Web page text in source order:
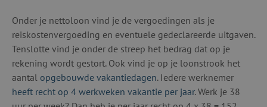
Onder je nettoloon vind je de vergoedingen als je
reiskostenvergoeding en eventuele gedeclareerde uitgaven.
Tenslotte vind je onder de streep het bedrag dat op je
rekening wordt gestort. Ook vind je op je loonstrook het
aantal opgebouwde vakantiedagen. Iedere werknemer
heeft recht op 4 werkweken vakantie per jaar. Werk je 38